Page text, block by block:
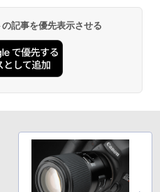
記事を優先表示させる